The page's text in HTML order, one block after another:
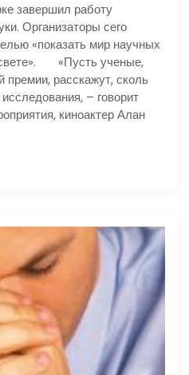
завершил работу
Организаторы сего
«показать мир научных
«Пусть ученые,
расскажут, сколь
– говорит
киноактер Алан